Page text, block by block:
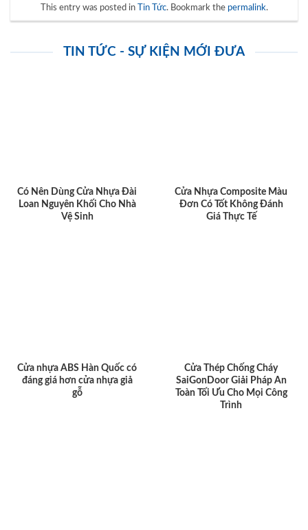
This entry was posted in Tin Tức. Bookmark the permalink.
TIN TỨC - SỰ KIỆN MỚI ĐƯA
Có Nên Dùng Cửa Nhựa Đài
Loan Nguyên Khối Cho Nhà
Vệ Sinh
Cửa Nhựa Composite Màu
Đơn Có Tốt Không Đánh
Giá Thực Tế
Cửa nhựa ABS Hàn Quốc có
đáng giá hơn cửa nhựa giả
gỗ
Cửa Thép Chống Cháy
SaiGonDoor Giải Pháp An
Toàn Tối Ưu Cho Mọi Công
Trình